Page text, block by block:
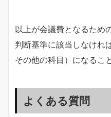
以上が会議費となるため
判断基準に該当しなけれ
その他の科目）になるこ
よくある質問